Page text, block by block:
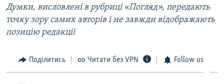
Думки, висловлені в рубриці «Погляд», передають
точку зору самих авторів і не завжди відображають
позицію редакції
Поділитись Читати без VPN Follow us